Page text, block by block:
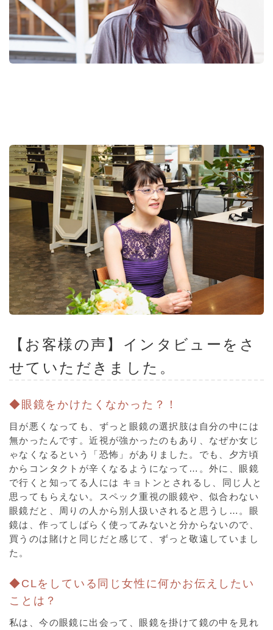
【お客様の声】インタビューをさ
せていただきました。
◆眼鏡をかけたくなかった？！
目が悪くなっても、ずっと眼鏡の選択肢は自分の中には
無かったんです。近視が強かったのもあり、なぜか女じ
ゃなくなるという「恐怖」がありました。でも、夕方頃
からコンタクトが辛くなるようになって…。外に、眼鏡
で行くと知ってる人には キョトンとされるし、同じ人と
思ってもらえない。スペック重視の眼鏡や、似合わない
眼鏡だと、周りの人から別人扱いされると思うし…。眼
鏡は、作ってしばらく使ってみないと分からないので、
買うのは賭けと同じだと感じて、ずっと敬遠していまし
た。
◆CLをしている同じ女性に何かお伝えしたい
ことは？
私は、今の眼鏡に出会って、眼鏡を掛けて鏡の中を見れ